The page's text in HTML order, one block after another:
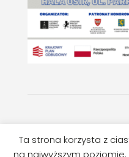
Ta strona korzysta z
na najwyższym